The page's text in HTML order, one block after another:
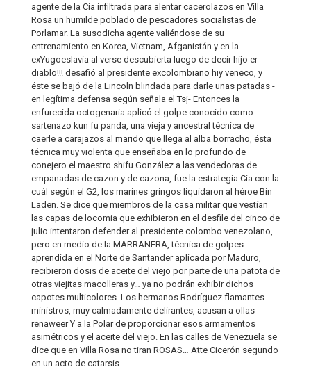
agente de la Cia infiltrada para alentar cacerolazos en Villa
Rosa un humilde poblado de pescadores socialistas de
Porlamar. La susodicha agente valiéndose de su
entrenamiento en Korea, Vietnam, Afganistán y en la
exYugoeslavia al verse descubierta luego de decir hijo er
diablo!!! desafió al presidente excolombiano hiy veneco, y
éste se bajó de la Lincoln blindada para darle unas patadas -
en legítima defensa según señala el Tsj- Entonces la
enfurecida octogenaria aplicó el golpe conocido como
sartenazo kun fu panda, una vieja y ancestral técnica de
caerle a carajazos al marido que llega al alba borracho, ésta
técnica muy violenta que enseñaba en lo profundo de
conejero el maestro shifu González a las vendedoras de
empanadas de cazon y de cazona, fue la estrategia Cia con la
cuál según el G2, los marines gringos liquidaron al héroe Bin
Laden. Se dice que miembros de la casa militar que vestían
las capas de locomia que exhibieron en el desfile del cinco de
julio intentaron defender al presidente colombo venezolano,
pero en medio de la MARRANERA, técnica de golpes
aprendida en el Norte de Santander aplicada por Maduro,
recibieron dosis de aceite del viejo por parte de una patota de
otras viejitas macolleras y… ya no podrán exhibir dichos
capotes multicolores. Los hermanos Rodríguez flamantes
ministros, muy calmadamente delirantes, acusan a ollas
renaweer Y a la Polar de proporcionar esos armamentos
asimétricos y el aceite del viejo. En las calles de Venezuela se
dice que en Villa Rosa no tiran ROSAS… Atte Cicerón segundo
en un acto de catarsis…